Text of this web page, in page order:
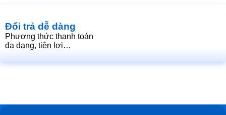
Đổi trả dễ dàng
Phương thức thanh toán
đa dạng, tiện lợi…